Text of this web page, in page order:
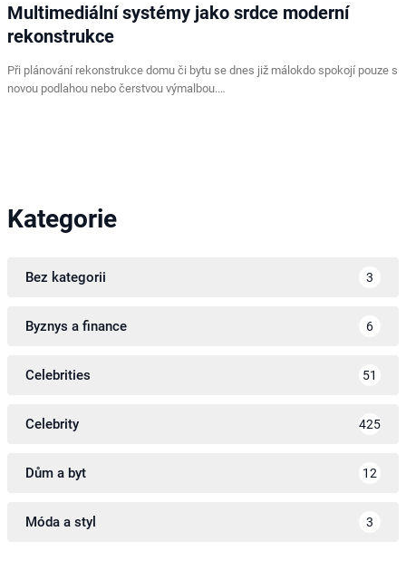
Multimediální systémy jako srdce moderní
rekonstrukce
Při plánování rekonstrukce domu či bytu se dnes již málokdo spokojí pouze s
novou podlahou nebo čerstvou výmalbou.…
Kategorie
Bez kategorii 3
Byznys a finance 6
Celebrities 51
Celebrity 425
Dům a byt 12
Móda a styl 3